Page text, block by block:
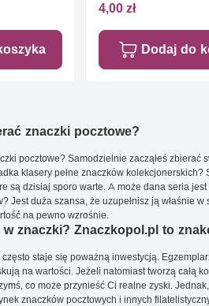
4,00 zł
Dodaj do
znaczki pocztowe?
pocztowe? Samodzielnie zacząłeś zbierać
klasery pełne znaczków kolekcjonerskich?
są dzisiaj sporo warte. A może dana seria jest
Jest duża szansa, że uzupełnisz ją właśnie
na pewno wzrośnie.
znaczki? Znaczkopol.pl to
staje się poważną inwestycją.
na wartości. Jeżeli natomiast tworzą całą
co może przynieść Ci realne zyski.
znaczków pocztowych i innych